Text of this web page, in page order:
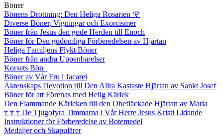
Böner
Bönens Drottning: Den Heliga Rosarien 🌹
Diverse Böner, Vigningar och Exorcismer
Böner från Jesus den gode Herden till Enoch
Böner för Den gudomliga Förberedelsen av Hjärtan
Heliga Familjens Flykt Böner
Böner från andra Uppenbarelser
Korsets Bön
Böner av Vår Fru i Jacarei
Äktenskaps Devotion till Den Allra Kastaste Hjärtan av Sankt Josef
Böner för att Förenas med Helig Kärlek
Den Flammande Kärleken till den Obefläckade Hjärtan av Maria
† † † De Tjugofyra Timmarna i Vår Herre Jesus Kristi Lidande
Instruktioner för Förberedelse av Botemedel
Medaljer och Skapulärer